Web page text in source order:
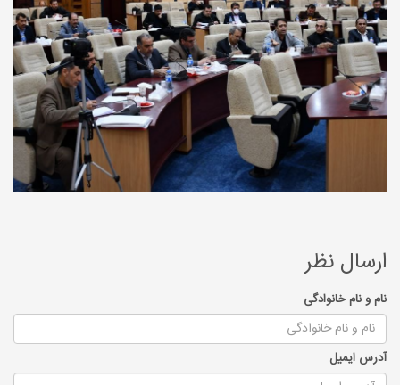
ارسال نظر
نام و نام خانوادگی
آدرس ایمیل